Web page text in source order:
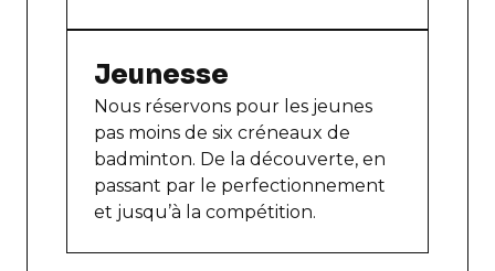
Jeunesse
Nous réservons pour les jeunes
pas moins de six créneaux de
badminton. De la découverte, en
passant par le perfectionnement
et jusqu’à la compétition.